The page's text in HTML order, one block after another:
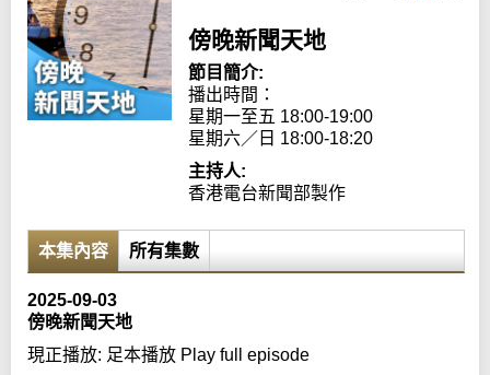
傍晚新聞天地
節目簡介:
播出時間：
星期一至五 18:00-19:00
星期六／日 18:00-18:20
主持人:
香港電台新聞部製作
本集內容 所有集數
2025-09-03
傍晚新聞天地
現正播放: 足本播放 Play full episode